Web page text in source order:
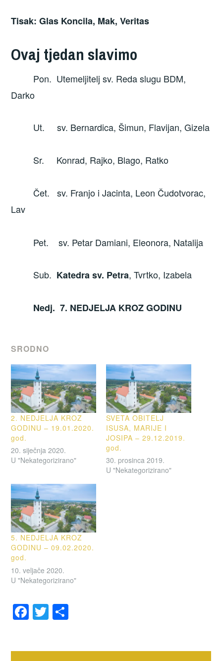
Tisak: Glas Koncila, Mak, Veritas
Ovaj tjedan slavimo
Pon. Utemeljitelj sv. Reda slugu BDM,
Darko
Ut. sv. Bernardica, Šimun, Flavijan, Gizela
Sr. Konrad, Rajko, Blago, Ratko
Čet. sv. Franjo i Jacinta, Leon Čudotvorac,
Lav
Pet. sv. Petar Damiani, Eleonora, Natalija
Sub. Katedra sv. Petra, Tvrtko, Izabela
Nedj. 7. NEDJELJA KROZ GODINU
SRODNO
2. NEDJELJA KROZ
GODINU – 19.01.2020.
god.
20. siječnja 2020.
U "Nekategorizirano"
SVETA OBITELJ
ISUSA, MARIJE I
JOSIPA – 29.12.2019.
god.
30. prosinca 2019.
U "Nekategorizirano"
5. NEDJELJA KROZ
GODINU – 09.02.2020.
god.
10. veljače 2020.
U "Nekategorizirano"
F T